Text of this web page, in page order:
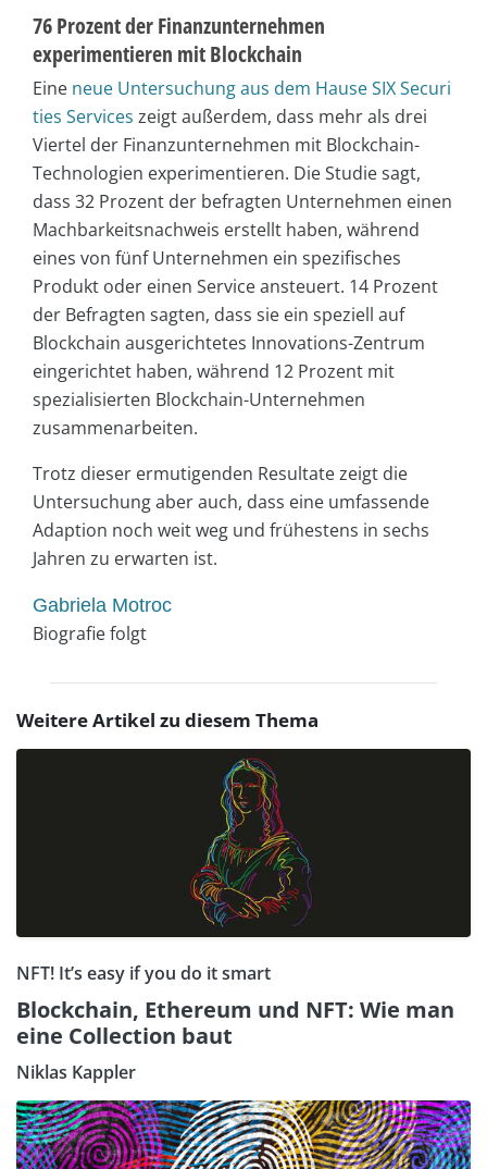
76 Prozent der Finanzunternehmen
experimentieren mit Blockchain
Eine neue Untersuchung aus dem Hause SIX Securi
ties Services zeigt außerdem, dass mehr als drei
Viertel der Finanzunternehmen mit Blockchain-
Technologien experimentieren. Die Studie sagt,
dass 32 Prozent der befragten Unternehmen einen
Machbarkeitsnachweis erstellt haben, während
eines von fünf Unternehmen ein spezifisches
Produkt oder einen Service ansteuert. 14 Prozent
der Befragten sagten, dass sie ein speziell auf
Blockchain ausgerichtetes Innovations-Zentrum
eingerichtet haben, während 12 Prozent mit
spezialisierten Blockchain-Unternehmen
zusammenarbeiten.
Trotz dieser ermutigenden Resultate zeigt die
Untersuchung aber auch, dass eine umfassende
Adaption noch weit weg und frühestens in sechs
Jahren zu erwarten ist.
Gabriela Motroc
Biografie folgt
Weitere Artikel zu diesem Thema
NFT! It’s easy if you do it smart
Blockchain, Ethereum und NFT: Wie man
eine Collection baut
Niklas Kappler